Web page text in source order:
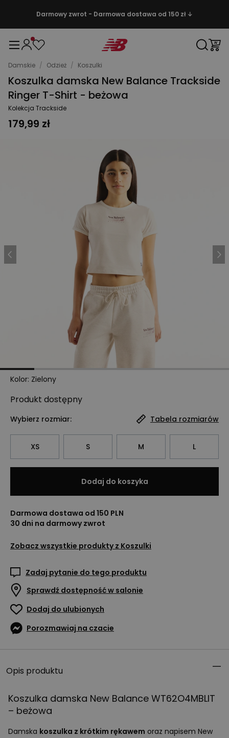
Darmowy zwrot - Darmowa dostawa od 150 zł ↓
Damskie / Odzież / Koszulki
Koszulka damska New Balance Trackside
Ringer T-Shirt - beżowa
Kolekcja Trackside
179,99 zł
Kolor: Zielony
Produkt dostępny
Wybierz rozmiar: Tabela rozmiarów
XS S M L
Dodaj do koszyka
Darmowa dostawa od 150 PLN
30 dni na darmowy zwrot
Zobacz wszystkie produkty z Koszulki
Zadaj pytanie do tego produktu
Sprawdź dostępność w salonie
Dodaj do ulubionych
Porozmawiaj na czacie
Opis produktu
Koszulka damska New Balance WT62O4MBLIT
– beżowa
Damska koszulka z krótkim rękawem oraz napisem New